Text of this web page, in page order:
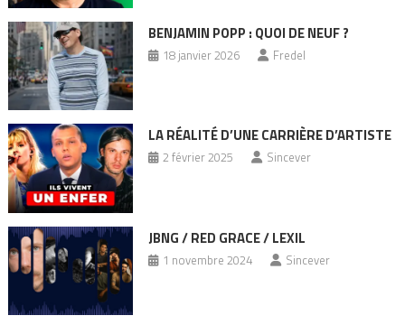
BENJAMIN POPP : QUOI DE NEUF ?
18 janvier 2026 Fredel
LA RÉALITÉ D’UNE CARRIÈRE D’ARTISTE
2 février 2025 Sincever
JBNG / RED GRACE / LEXIL
1 novembre 2024 Sincever